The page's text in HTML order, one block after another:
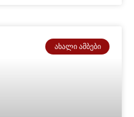
ᲐᲮᲐᲚᲘ ᲐᲛᲑᲔᲑᲘ